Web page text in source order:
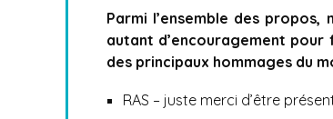
Parmi l’ensemble des
autant d’encouragement
des principaux hommages du
RAS – juste merci d’être